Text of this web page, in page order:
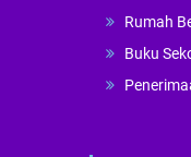
Rumah
Buku